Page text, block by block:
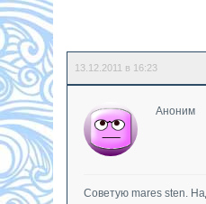
13.12.2011 в 16:23
Аноним
Советую mares sten.